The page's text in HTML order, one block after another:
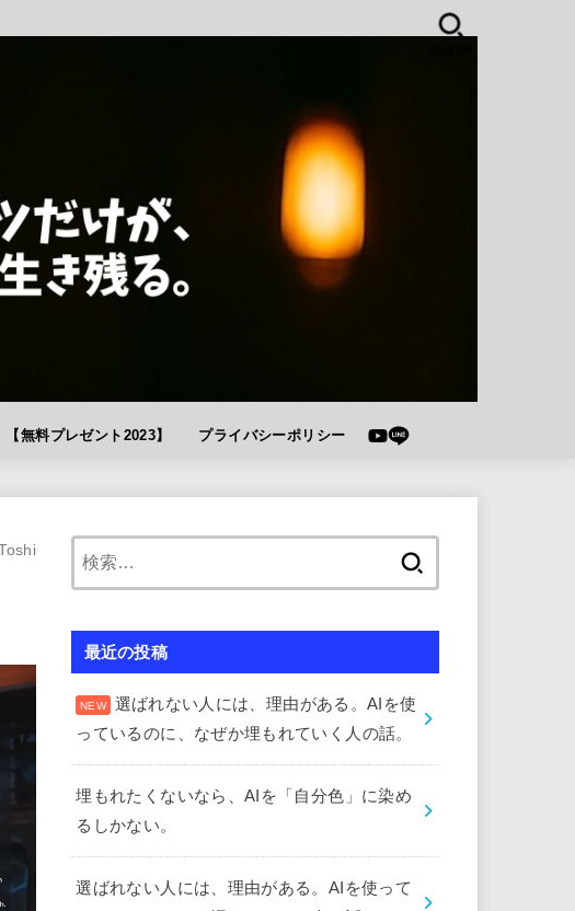
【無料プレゼント2023】 プライバシーポリシー
最近の投稿
選ばれない人には、理由がある。AIを使
っているのに、なぜか埋もれていく人の話。
埋もれたくないなら、AIを「自分色」に染め
るしかない。
選ばれない人には、理由がある。AIを使って